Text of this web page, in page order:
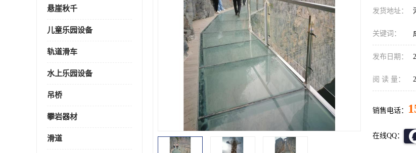
悬崖秋千
儿童乐园设备
轨道滑车
水上乐园设备
吊桥
攀岩器材
滑道
发货地址：
关键词：
发布日期：
阅 读 量：
销售电话：
在线QQ：